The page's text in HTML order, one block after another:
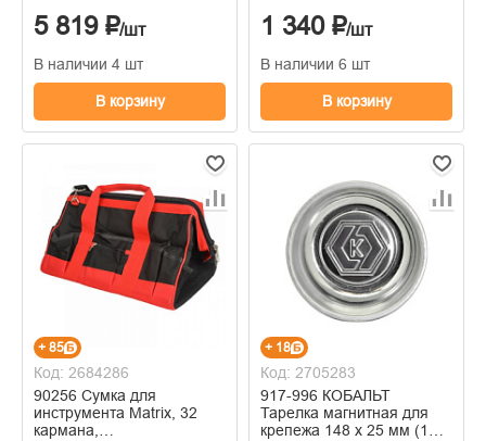
5 819 ₽/шт
В наличии 4 шт
В корзину
1 340 ₽/шт
В наличии 6 шт
В корзину
+ 85
Код: 2684286
90256 Сумка для
инструмента Matrix, 32
кармана,
+ 18
Код: 2705283
917-996 КОБАЛЬТ
Тарелка магнитная для
крепежа 148 х 25 мм (1